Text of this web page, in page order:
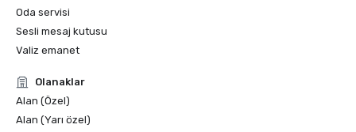
Oda servisi
Sesli mesaj kutusu
Valiz emanet
Olanaklar
Alan (Özel)
Alan (Yarı özel)